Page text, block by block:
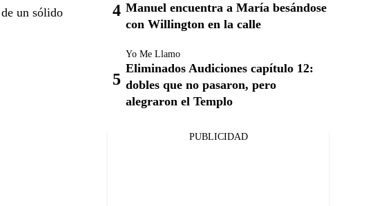
un sólido
Manuel encuentra a María besándose
con Willington en la calle
Yo Me Llamo
Eliminados Audiciones capítulo 12:
dobles que no pasaron, pero
alegraron el Templo
PUBLICIDAD